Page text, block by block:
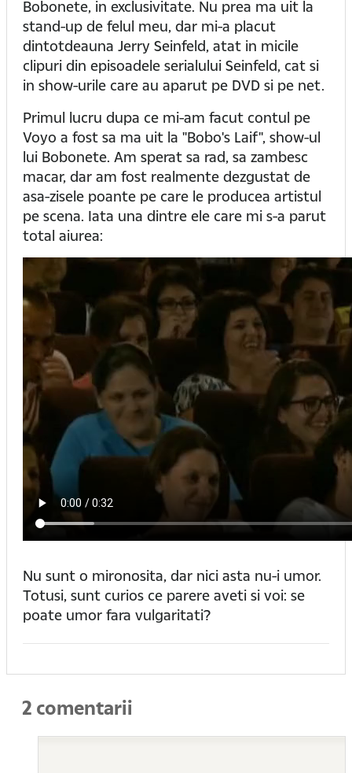
Bobonete, in exclusivitate. Nu prea ma uit la
stand-up de felul meu, dar mi-a placut
dintotdeauna Jerry Seinfeld, atat in micile
clipuri din episoadele serialului Seinfeld, cat si
in show-urile care au aparut pe DVD si pe net.
Primul lucru dupa ce mi-am facut contul pe
Voyo a fost sa ma uit la "Bobo's Laif", show-ul
lui Bobonete. Am sperat sa rad, sa zambesc
macar, dar am fost realmente dezgustat de
asa-zisele poante pe care le producea artistul
pe scena. Iata una dintre ele care mi s-a parut
total aiurea:
Nu sunt o mironosita, dar nici asta nu-i umor.
Totusi, sunt curios ce parere aveti si voi: se
poate umor fara vulgaritati?
2 comentarii